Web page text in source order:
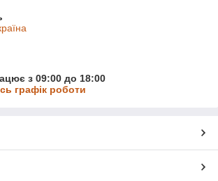
з 09:00 до 18:00
графік роботи